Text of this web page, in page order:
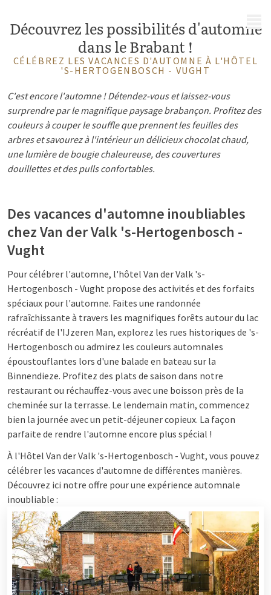
Découvrez les possibilités d'automne
dans le Brabant !
CÉLÉBREZ LES VACANCES D'AUTOMNE À L'HÔTEL
'S-HERTOGENBOSCH - VUGHT
C'est encore l'automne ! Détendez-vous et laissez-vous
surprendre par le magnifique paysage brabançon. Profitez des
couleurs à couper le souffle que prennent les feuilles des
arbres et savourez à l'intérieur un délicieux chocolat chaud,
une lumière de bougie chaleureuse, des couvertures
douillettes et des pulls confortables.
Des vacances d'automne inoubliables
chez Van der Valk 's-Hertogenbosch -
Vught
Pour célébrer l'automne, l'hôtel Van der Valk 's-
Hertogenbosch - Vught propose des activités et des forfaits
spéciaux pour l'automne. Faites une randonnée
rafraîchissante à travers les magnifiques forêts autour du lac
récréatif de l'IJzeren Man, explorez les rues historiques de 's-
Hertogenbosch ou admirez les couleurs automnales
époustouflantes lors d'une balade en bateau sur la
Binnendieze. Profitez des plats de saison dans notre
restaurant ou réchauffez-vous avec une boisson près de la
cheminée sur la terrasse. Le lendemain matin, commencez
bien la journée avec un petit-déjeuner copieux. La façon
parfaite de rendre l'automne encore plus spécial !
À l'Hôtel Van der Valk 's-Hertogenbosch - Vught, vous pouvez
célébrer les vacances d'automne de différentes manières.
Découvrez ici notre offre pour une expérience automnale
inoubliable :